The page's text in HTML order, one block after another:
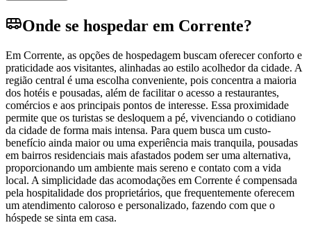
Onde se hospedar em Corrente?
Em Corrente, as opções de hospedagem buscam oferecer conforto e
praticidade aos visitantes, alinhadas ao estilo acolhedor da cidade. A
região central é uma escolha conveniente, pois concentra a maioria
dos hotéis e pousadas, além de facilitar o acesso a restaurantes,
comércios e aos principais pontos de interesse. Essa proximidade
permite que os turistas se desloquem a pé, vivenciando o cotidiano
da cidade de forma mais intensa. Para quem busca um custo-
benefício ainda maior ou uma experiência mais tranquila, pousadas
em bairros residenciais mais afastados podem ser uma alternativa,
proporcionando um ambiente mais sereno e contato com a vida
local. A simplicidade das acomodações em Corrente é compensada
pela hospitalidade dos proprietários, que frequentemente oferecem
um atendimento caloroso e personalizado, fazendo com que o
hóspede se sinta em casa.